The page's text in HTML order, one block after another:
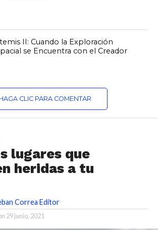
II: Cuando la Exploración
se Encuentra con el Creador
CLIC PARA COMENTAR
lugares que
heridas a tu
Correa Editor
29 junio, 2021